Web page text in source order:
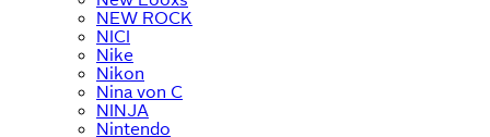
NEW ROCK
NICI
Nike
Nikon
Nina von C
NINJA
Nintendo